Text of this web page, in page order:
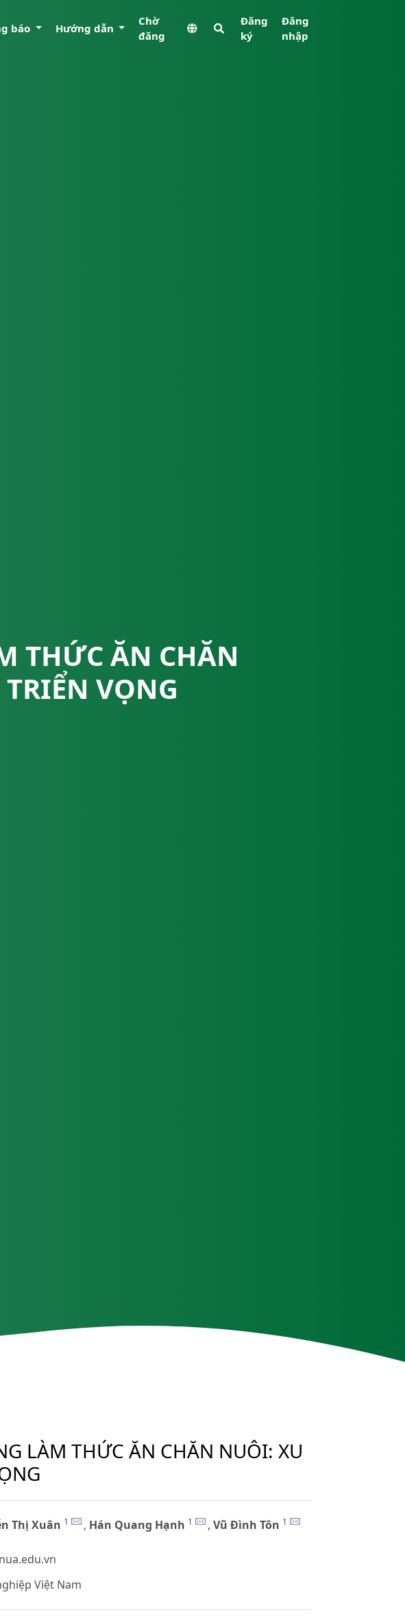
báo Hướng dẫn
Chờ
đăng
Đăng
ký
Đăng
nhập
THỨC ĂN CHĂN
VỌNG
LÀM THỨC ĂN CHĂN NUÔI: XU
Thị Xuân 1 , Hán Quang Hạnh 1 , Vũ Đình Tôn 1
Việt Nam